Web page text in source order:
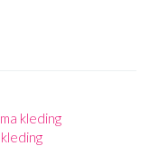
kleding